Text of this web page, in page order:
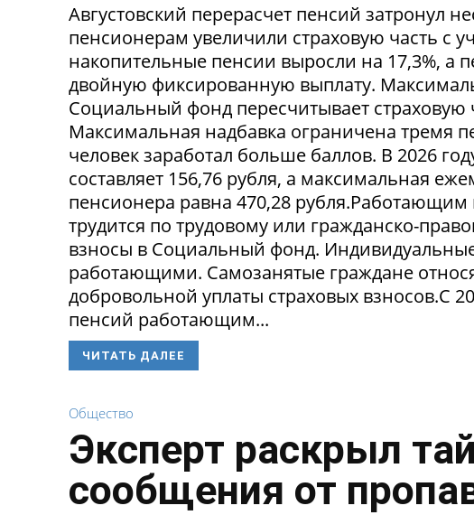
Августовский перерасчет пенсий затронул
пенсионерам увеличили страховую часть с
накопительные пенсии выросли на 17,3%, а
двойную фиксированную выплату.
Социальный фонд пересчитывает
Максимальная надбавка ограничена тремя
человек заработал больше баллов. В 2026
составляет 156,76 рубля, а максимальная
пенсионера равна 470,28
трудится по трудовому или гражданско-
взносы в Социальный фонд.
работающими. Самозанятые граждане
добровольной уплаты страховых взносов.С
пенсий работающим...
ЧИТАТЬ ДАЛЕЕ
Общество
Эксперт раскрыл
сообщения от